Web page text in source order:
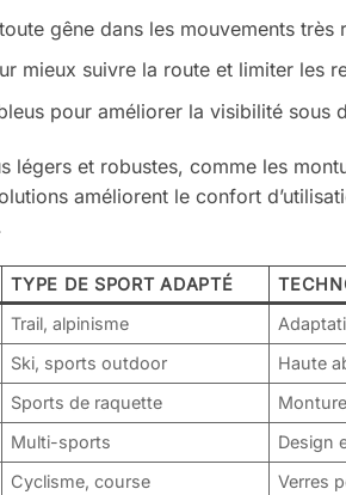
gêne dans les mouvements très
mieux suivre la route et limiter les
pour améliorer la visibilité sous
légers et robustes, comme les
améliorent le confort
TYPE DE SPORT ADAPTÉ
Trail, alpinisme
Ski, sports outdoor
Haute
Sports de raquette
Multi-sports
Design
Cyclisme, course Verres